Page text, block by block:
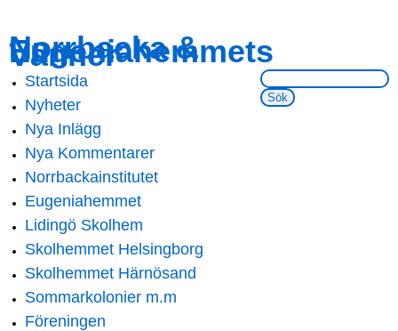
main
content
navigation
Norrbacka &
Eugeniahemmets
Vänner
Sök på webbsidan:
Main menu
Startsida
Nyheter
Nya Inlägg
Nya Kommentarer
Norrbackainstitutet
Eugeniahemmet
Lidingö Skolhem
Skolhemmet Helsingborg
Skolhemmet Härnösand
Sommarkolonier m.m
Föreningen